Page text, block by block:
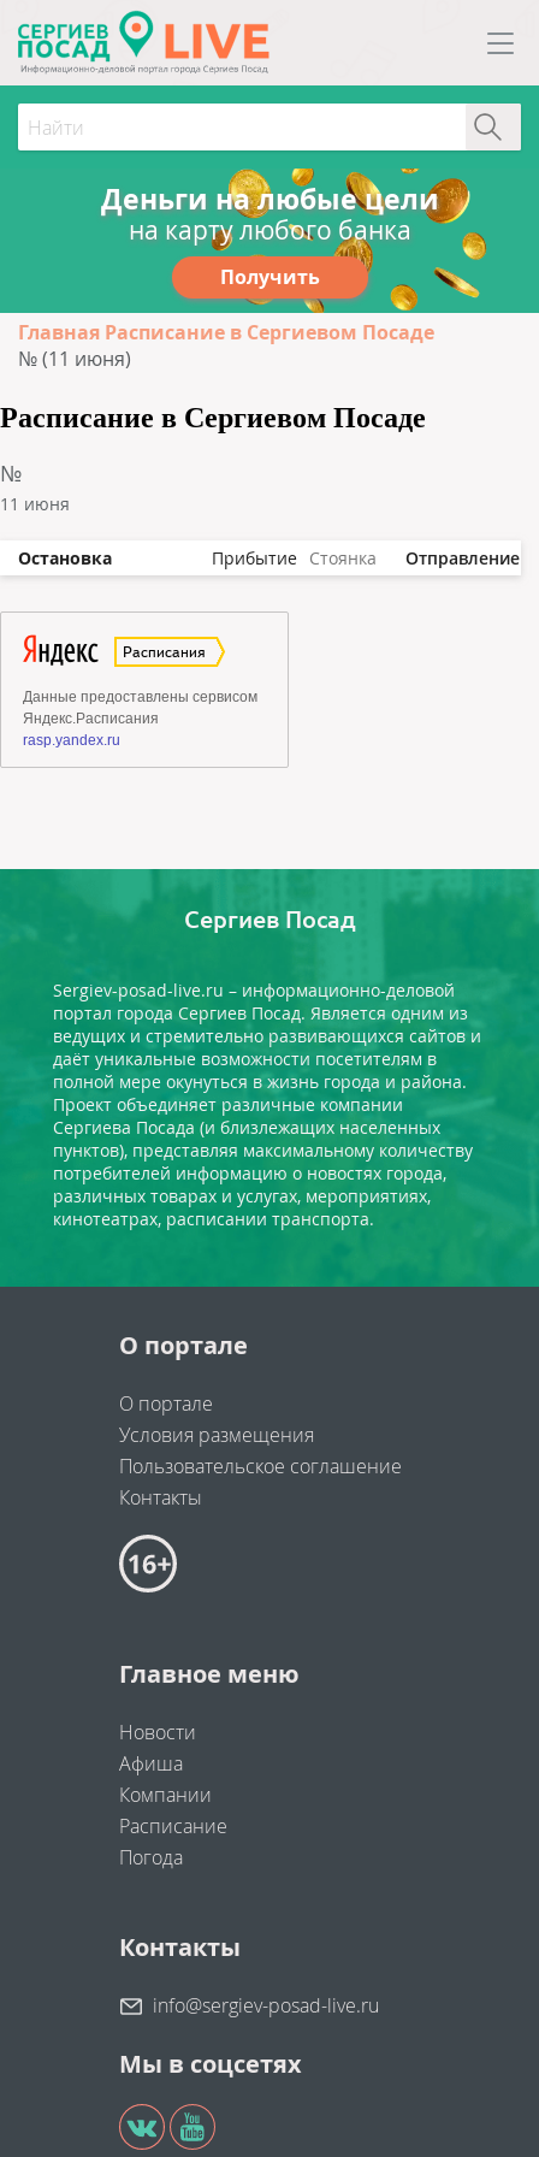
Деньги на любые цели
на карту любого банка
Получить
Главная Расписание в Сергиевом Посаде
№ (11 июня)
Расписание в Сергиевом Посаде
№
11 июня
Остановка Прибытие Стоянка Отправление
Сергиев Посад
Sergiev-posad-live.ru – информационно-деловой
портал города Сергиев Посад. Является одним из
ведущих и стремительно развивающихся сайтов и
даёт уникальные возможности посетителям в
полной мере окунуться в жизнь города и района.
Проект объединяет различные компании
Сергиева Посада (и близлежащих населенных
пунктов), представляя максимальному количеству
потребителей информацию о новостях города,
различных товарах и услугах, мероприятиях,
кинотеатрах, расписании транспорта.
О портале
О портале
Условия размещения
Пользовательское соглашение
Контакты
Главное меню
Новости
Афиша
Компании
Расписание
Погода
Контакты
info@sergiev-posad-live.ru
Мы в соцсетях